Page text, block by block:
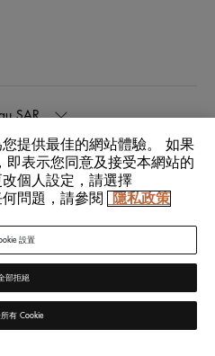
SAR
文
提供最佳的網站體驗。 如果
即表示您同意及接受本網站的
個人設定，請選擇
何問題，請參閱
隱私政策
設置
部拒絕
有 Cookie